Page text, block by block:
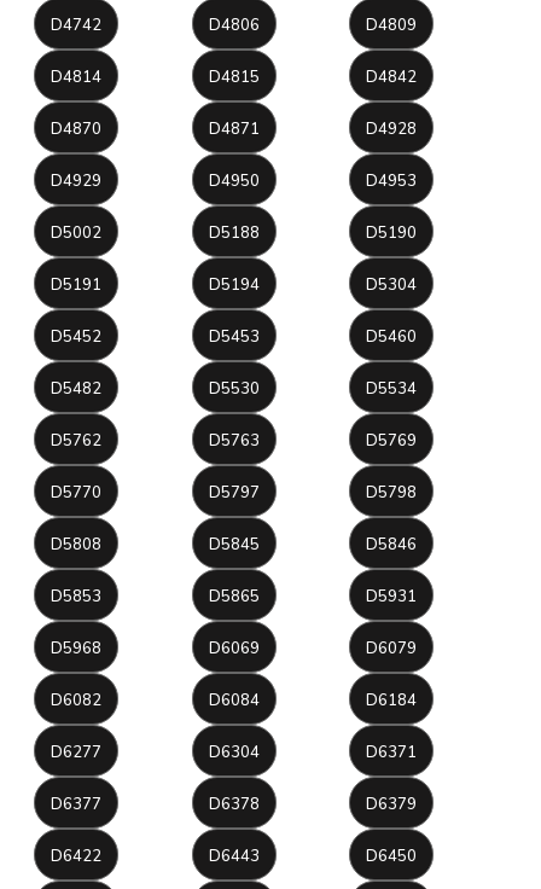
D4742 D4806 D4809
D4814 D4815 D4842
D4870 D4871 D4928
D4929 D4950 D4953
D5002 D5188 D5190
D5191 D5194 D5304
D5452 D5453 D5460
D5482 D5530 D5534
D5762 D5763 D5769
D5770 D5797 D5798
D5808 D5845 D5846
D5853 D5865 D5931
D5968 D6069 D6079
D6082 D6084 D6184
D6277 D6304 D6371
D6377 D6378 D6379
D6422 D6443 D6450